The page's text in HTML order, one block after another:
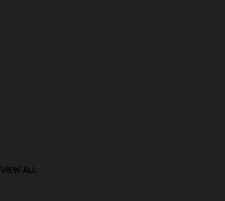
VIEW ALL